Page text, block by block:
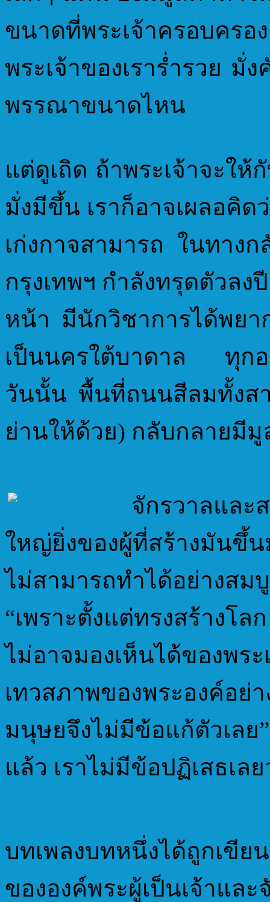
ขนาดที่พระเจ้าครอบคร
พระเจ้าของเราร่ำรวย มั่
พรรณาขนาดไหน
แต่ดูเถิด ถ้าพระเจ้าจะให้
มั่งมีขึ้น เราก็อาจเผลอคิด
เก่งกาจสามารถ ในทาง
กรุงเทพฯ กำลังทรุดตัวลง
หน้า มีนักวิชาการได้พยา
เป็นนครใต้บาดาล ทุกอ
วันนั้น พื้นที่ถนนสีลมทั้งส
ย่านให้ด้วย) กลับกลายมี
จักรวาลและ
ใหญ่ยิ่งของผู้ที่สร้างมันขึ้
ไม่สามารถทำได้อย่างส
“เพราะตั้งแต่ทรงสร้างโล
ไม่อาจมองเห็นได้ของพ
เทวสภาพของพระองค์อย่
มนุษยจึงไม่มีข้อแก้ตัวเล
แล้ว เราไม่มีข้อปฏิเสธเล
บทเพลงบทหนึ่งได้ถูกเขี
ขององค์พระผู้เป็นเจ้าแล